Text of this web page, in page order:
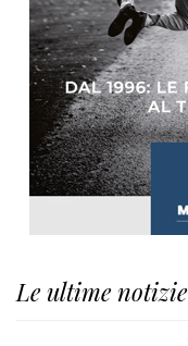
Le ultime notizie